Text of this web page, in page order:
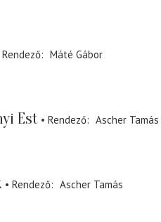
Rendező
Máté Gábor
Est Rendező
Ascher Tamás
Rendező
Ascher Tamás